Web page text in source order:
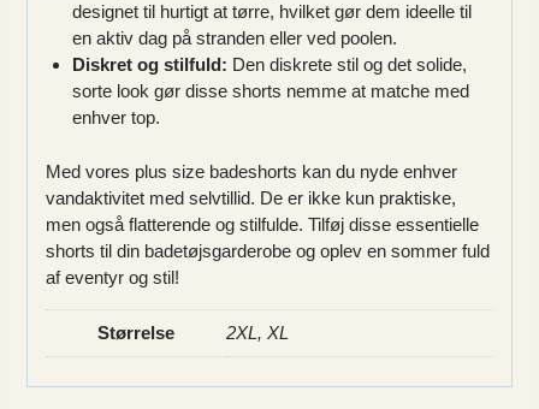
designet til hurtigt at tørre, hvilket gør dem ideelle til
en aktiv dag på stranden eller ved poolen.
Diskret og stilfuld: Den diskrete stil og det solide,
sorte look gør disse shorts nemme at matche med
enhver top.
Med vores plus size badeshorts kan du nyde enhver
vandaktivitet med selvtillid. De er ikke kun praktiske,
men også flatterende og stilfulde. Tilføj disse essentielle
shorts til din badetøjsgarderobe og oplev en sommer fuld
af eventyr og stil!
Størrelse 2XL, XL